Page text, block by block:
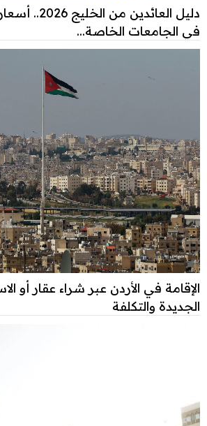
دليل العائدين
في الجامعات الخاصة...
الإقامة في الأردن عبر شراء عقار أو
الجديدة والتكلفة